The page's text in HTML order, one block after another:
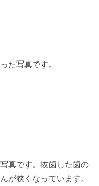
た写真です。
真です。抜歯した歯の
が狭くなっています。